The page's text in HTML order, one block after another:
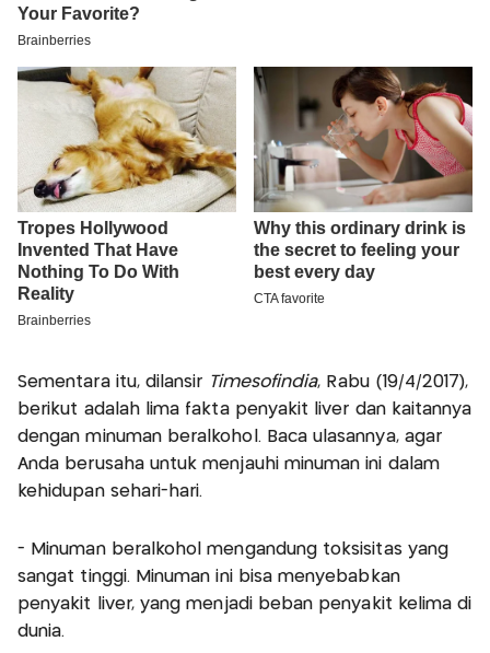
Sementara itu, dilansir Timesofindia, Rabu (19/4/2017),
berikut adalah lima fakta penyakit liver dan kaitannya
dengan minuman beralkohol. Baca ulasannya, agar
Anda berusaha untuk menjauhi minuman ini dalam
kehidupan sehari-hari.
- Minuman beralkohol mengandung toksisitas yang
sangat tinggi. Minuman ini bisa menyebabkan
penyakit liver, yang menjadi beban penyakit kelima di
dunia.